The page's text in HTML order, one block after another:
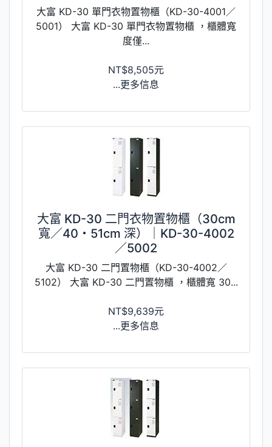
大富 KD-30 單門衣物置物櫃（KD-30-4001／
5001） 大富 KD-30 單門衣物置物櫃 ，櫃體寬
度僅...
NT$8,505元
...更多信息
大富 KD-30 二門衣物置物櫃（30cm
寬／40・51cm 深）｜KD-30-4002
／5002
大富 KD-30 二門置物櫃（KD-30-4002／
5102） 大富 KD-30 二門置物櫃 ，櫃體寬 30...
NT$9,639元
...更多信息